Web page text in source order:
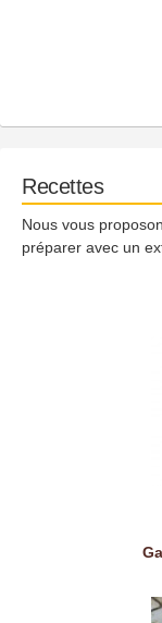
Recettes
Nous vous
préparer avec un